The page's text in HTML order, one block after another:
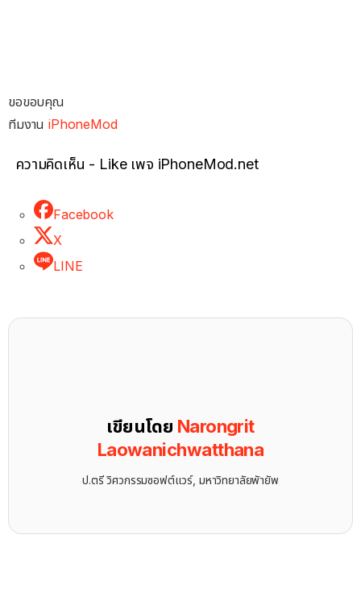
ขอขอบคุณ
ทีมงานiPhoneMod
ความคิดเห็น - Like เพจ iPhoneMod.net
Facebook
X
LINE
เขียนโดย Narongrit
Laowanichwatthana
ป.ตรี วิศวกรรมซอฟต์แวร์, มหาวิทยาลัยพัายัพ